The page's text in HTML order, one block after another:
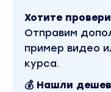
+ Позволяет
+ Куда проще для
+ Меньше
Ну а если вы не
Хотите
Отправим
пример видео
курса.
💰 Нашли